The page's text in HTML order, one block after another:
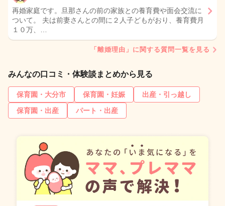
再婚家庭です。旦那さんの前の家族との養育費や面会交流に
ついて。 夫は前妻さんとの間に２人子どもがおり、養育費月
１０万、…
「離婚理由」に関する質問一覧を見る
みんなの口コミ・体験談まとめから見る
保育園・大分市 保育園・妊娠
出産・引っ越し
保育園・出産
パート・出産